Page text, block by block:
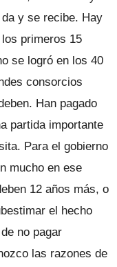
y se recibe. Hay
primeros 15
se logró en los 40
consorcios
Han pagado
partida importante
Para el gobierno
mucho en ese
12 años más, o
el hecho
no pagar
las razones de